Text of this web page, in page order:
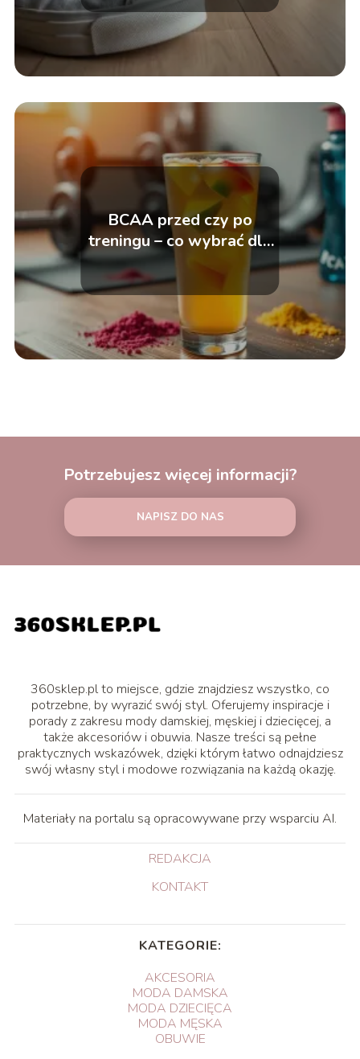
BCAA przed czy po
treningu – co wybrać dla
lepszych efektów?
Potrzebujesz więcej informacji?
NAPISZ DO NAS
360sklep.pl to miejsce, gdzie znajdziesz wszystko, co
potrzebne, by wyrazić swój styl. Oferujemy inspiracje i
porady z zakresu mody damskiej, męskiej i dziecięcej, a
także akcesoriów i obuwia. Nasze treści są pełne
praktycznych wskazówek, dzięki którym łatwo odnajdziesz
swój własny styl i modowe rozwiązania na każdą okazję.
Materiały na portalu są opracowywane przy wsparciu AI.
REDAKCJA
KONTAKT
KATEGORIE:
AKCESORIA
MODA DAMSKA
MODA DZIECIĘCA
MODA MĘSKA
OBUWIE